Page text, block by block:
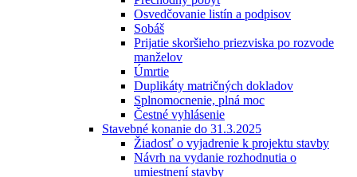
Osvedčovanie listín a podpisov
Sobáš
Prijatie skoršieho priezviska po rozvode
manželov
Úmrtie
Duplikáty matričných dokladov
Splnomocnenie, plná moc
Čestné vyhlásenie
Stavebné konanie do 31.3.2025
Žiadosť o vyjadrenie k projektu stavby
Návrh na vydanie rozhodnutia o
umiestnení stavby